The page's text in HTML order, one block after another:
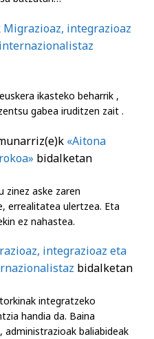
Migrazioaz, integrazioaz
ikasteko beharrik ,
gabea iruditzen zait .
(e)k «Aitona
bidalketan
zinez aske zaren
errealitatea ulertzea. Eta
ez nahastea.
integrazioaz eta
bidalketan
integratzeko
handia da. Baina
baliabideak